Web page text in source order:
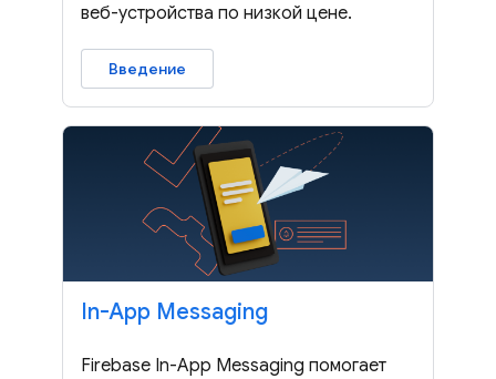
веб-устройства по низкой цене.
Введение
In-App Messaging
Firebase In-App Messaging помогает